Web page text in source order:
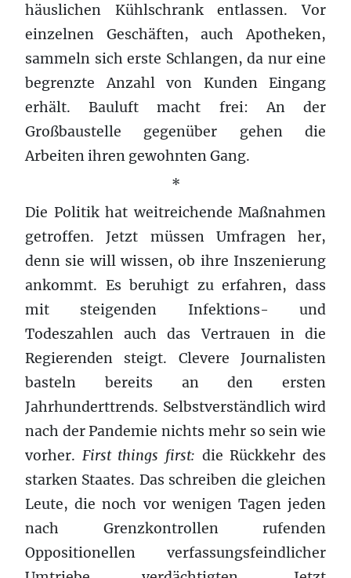
häuslichen Kühlschrank entlassen. Vor
einzelnen Geschäften, auch Apotheken,
sammeln sich erste Schlangen, da nur eine
begrenzte Anzahl von Kunden Eingang
erhält. Bauluft macht frei: An der
Großbaustelle gegenüber gehen die
Arbeiten ihren gewohnten Gang.
*
Die Politik hat weitreichende Maßnahmen
getroffen. Jetzt müssen Umfragen her,
denn sie will wissen, ob ihre Inszenierung
ankommt. Es beruhigt zu erfahren, dass
mit steigenden Infektions- und
Todeszahlen auch das Vertrauen in die
Regierenden steigt. Clevere Journalisten
basteln bereits an den ersten
Jahrhunderttrends. Selbstverständlich wird
nach der Pandemie nichts mehr so sein wie
vorher. First things first: die Rückkehr des
starken Staates. Das schreiben die gleichen
Leute, die noch vor wenigen Tagen jeden
nach Grenzkontrollen rufenden
Oppositionellen verfassungsfeindlicher